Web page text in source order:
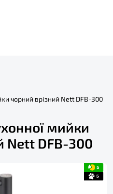
чорний врізний Nett DFB-300
мийки
Nett DFB-300